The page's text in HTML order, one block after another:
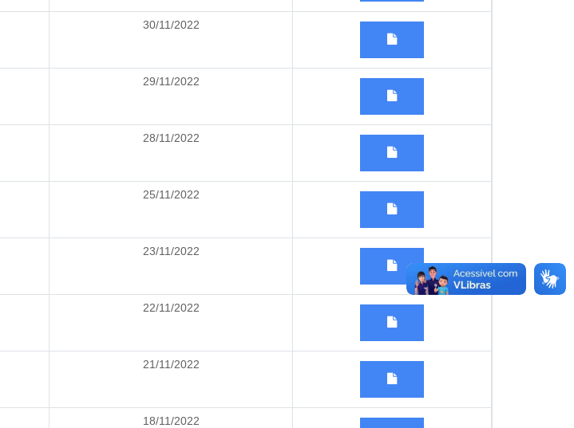
30/11/2022
29/11/2022
28/11/2022
25/11/2022
23/11/2022
22/11/2022
21/11/2022
18/11/2022